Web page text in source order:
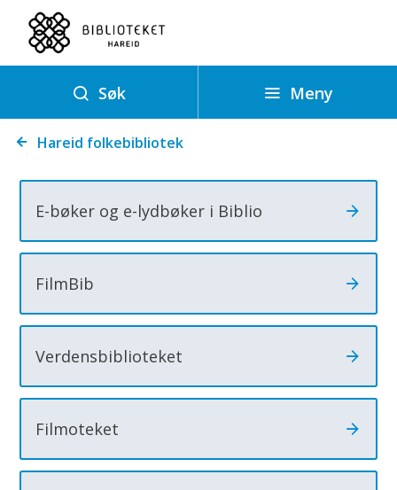
r
i
d
l
k
i
b
l
i
e
Søk Meny
Du
her:
Hareid folkebibliotek
E-bøker og e-lydbøker i Biblio
FilmBib
Verdensbiblioteket
Filmoteket